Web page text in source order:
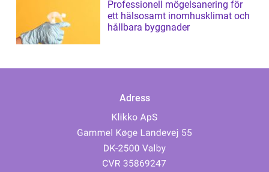
Professionell mögelsanering för
ett hälsosamt inomhusklimat och
hållbara byggnader
Adress